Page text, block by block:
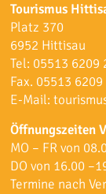
Tourismus
Platz 370
6952 Hittisau
Tel: 05513 6209
Fax. 05513
E-Mail:
Öffnungszeiten
MO – FR von
DO von 16.00
Termine nach